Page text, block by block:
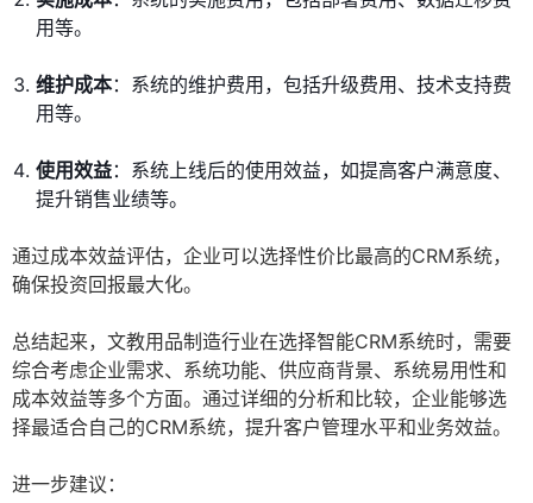
用等。
维护成本：系统的维护费用，包括升级费用、技术支持费
用等。
使用效益：系统上线后的使用效益，如提高客户满意度、
提升销售业绩等。
通过成本效益评估，企业可以选择性价比最高的CRM系统，
确保投资回报最大化。
总结起来，文教用品制造行业在选择智能CRM系统时，需要
综合考虑企业需求、系统功能、供应商背景、系统易用性和
成本效益等多个方面。通过详细的分析和比较，企业能够选
择最适合自己的CRM系统，提升客户管理水平和业务效益。
进一步建议：